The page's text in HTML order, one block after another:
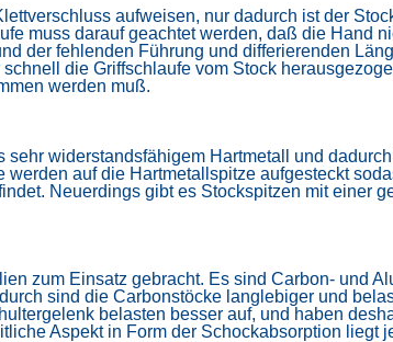
aufweisen, nur dadurch ist der
muss daraufgeachtet werden, daß die Hand
der fehlenden Führung und differierenden
die Griffschlaufe vom Stock
werden muß.
widerstandsfähigem Hartmetall und
werden auf die Hartmetallspitze aufgesteckt
Neuerdings gibt es Stockspitzen mit einer
zum Einsatz gebracht. Es sind Carbon- und
sind die Carbonstöcke langlebiger und
belasten besser auf, und haben
Aspekt in Form der Schockabsorption liegt